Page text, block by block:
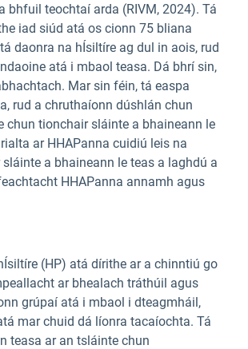
bhfuil teochtaí arda (RIVM, 2024). Tá
iad siúd atá os cionn 75 bliana
daonra na hÍsiltíre ag dul in aois, rud
atá i mbaol teasa. Dá bhrí sin,
Mar sin féin, tá easpa
rud a chruthaíonn dúshlán chun
tionchair sláinte a bhaineann le
ar HHAPanna cuidiú leis na
a bhaineann le teas a laghdú a
HHAPanna annamh agus
(HP) atá dírithe ar a chinntiú go
ar bhealach tráthúil agus
grúpaí atá i mbaol i dteagmháil,
mar chuid dá líonra tacaíochta. Tá
teasa ar an tsláinte chun